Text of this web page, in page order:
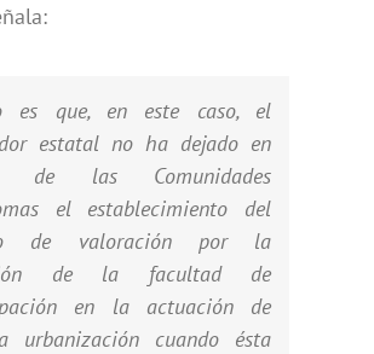
es que, en este caso, el
estatal no ha dejado en
de las Comunidades
el establecimiento del
de valoración por la
de la facultad de
en la actuación de
urbanización cuando ésta